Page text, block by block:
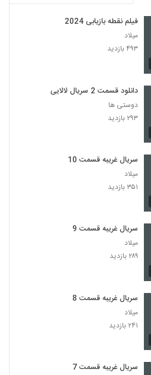
فیلم نقطه بازیابی 2024
میلاد
۴۹۳ بازدید
دانلود قسمت 2 سریال لالایی
دوستی ها
۲۹۳ بازدید
سریال غریبه قسمت 10
میلاد
۳۵۱ بازدید
سریال غریبه قسمت 9
میلاد
۲۸۹ بازدید
سریال غریبه قسمت 8
میلاد
۲۴۱ بازدید
سریال غریبه قسمت 7